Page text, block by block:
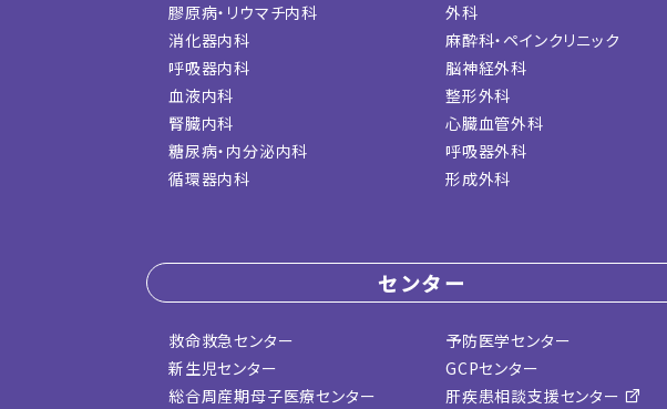
膠原病・リウマチ内科
消化器内科
呼吸器内科
血液内科
腎臓内科
糖尿病・内分泌内科
循環器内科
外科
麻酔科・ペインクリニック
脳神経外科
整形外科
心臓血管外科
呼吸器外科
形成外科
センター
救命救急センター
新生児センター
総合周産期母子医療センター
予防医学センター
GCPセンター
肝疾患相談支援センター